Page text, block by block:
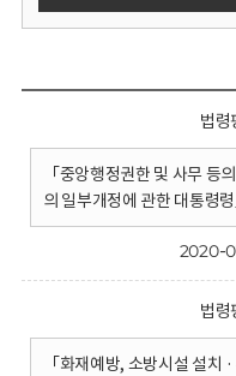
법령
「중앙행정권한 및 사무 등
의 일부개정에 관한 대통령
2020-
법령
「화재예방, 소방시설 설치